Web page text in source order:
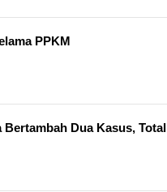
PPKM
Dua Kasus, Total